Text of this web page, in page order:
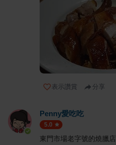
表示讚賞 分享
Penny愛吃吃
5.0
東門市場老字號的燒臘店